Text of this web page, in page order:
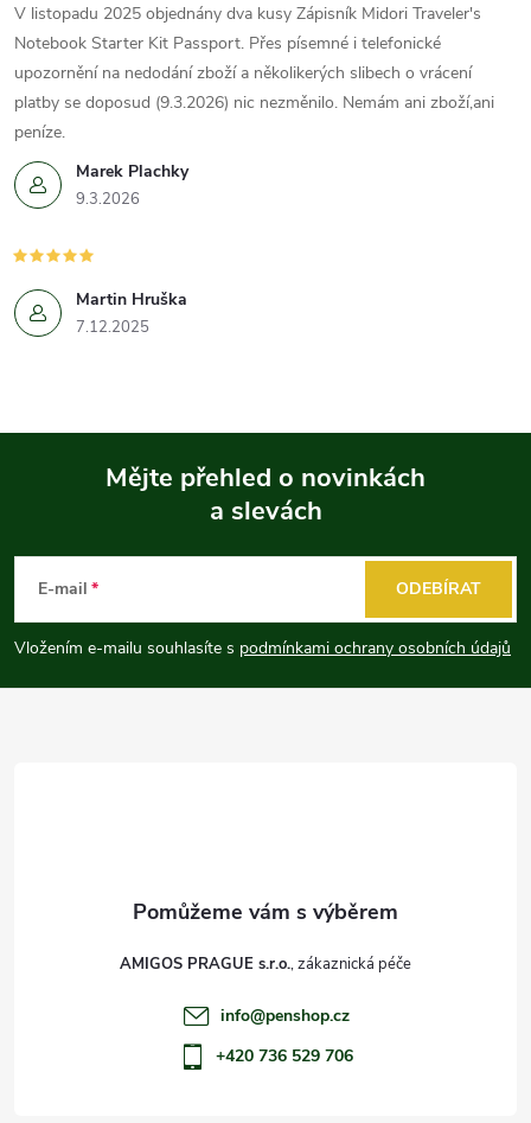
Marek Plachky
9.3.2026
V listopadu 2025 objednány dva kusy Zápisník Midori Traveler's
Notebook Starter Kit Passport. Přes písemné i telefonické
upozornění na nedodání zboží a několikerých slibech o vrácení
platby se doposud (9.3.2026) nic nezměnilo. Nemám ani zboží,ani
peníze.
Martin Hruška
7.12.2025
p
a
Mějte přehled o novinkách
a slevách
E-mail
Vložením e-mailu souhlasíte s podmínkami ochrany osobních údajů
ODEBÍRAT
AMIGOS PRAGUE s.r.o.
info@penshop.cz
+420 736 529 706